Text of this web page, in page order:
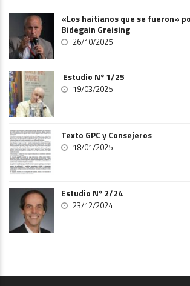
«Los haitianos que se fueron»
Bidegain Greising
26/10/2025
Estudio Nº 1/25
19/03/2025
Texto GPC y Consejeros
18/01/2025
Estudio Nº 2/24
23/12/2024